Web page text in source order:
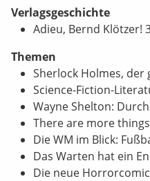
Verlagsgeschichte
Adieu, Bernd Klötzer!
Themen
Sherlock Holmes,
Science-Fiction-
Wayne Shelton:
There are more
Die WM im Blick:
Das Warten hat ein
Die neue